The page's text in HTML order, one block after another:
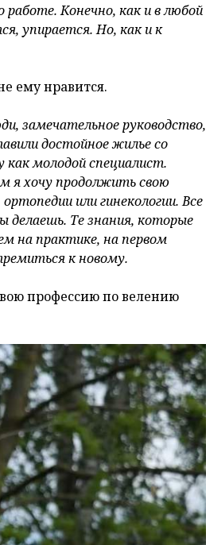
Конечно, как и в любой
упирается. Но, как и к
ему нравится.
замечательное руководство,
достойное жилье со
молодой специалист.
я хочу продолжить свою
или гинекологии. Все
делаешь. Те знания, которые
на практике, на первом
к новому.
профессию по велению